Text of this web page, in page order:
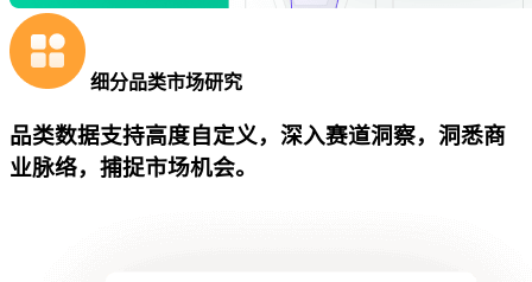
细分品类市场研究
品类数据支持高度自定义，深入赛道洞察，洞悉商
业脉络，捕捉市场机会。